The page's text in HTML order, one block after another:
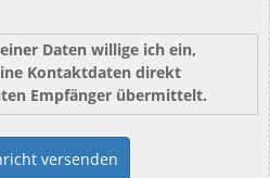
Daten willige ich ein,
Kontaktdaten direkt
Empfänger übermittelt.
versenden